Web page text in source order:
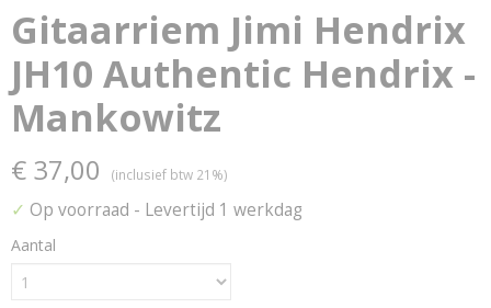
Gitaarriem Jimi Hendrix
JH10 Authentic Hendrix -
Mankowitz
€ 37,00 (inclusief btw 21%)
✓ Op voorraad - Levertijd 1 werkdag
Aantal